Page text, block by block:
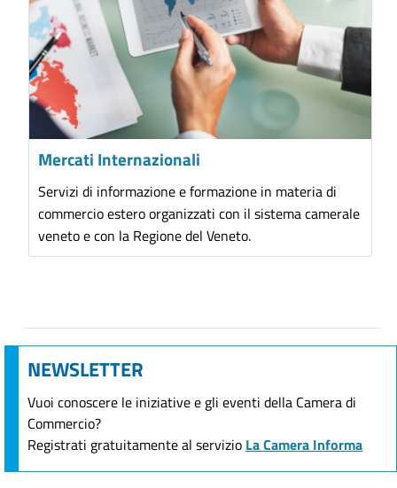
Mercati Internazionali
Servizi di informazione e formazione in materia di
commercio estero organizzati con il sistema camerale
veneto e con la Regione del Veneto.
NEWSLETTER
Vuoi conoscere le iniziative e gli eventi della Camera di
Commercio?
Registrati gratuitamente al servizio La Camera Informa